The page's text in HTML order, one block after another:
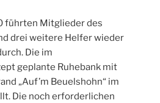
führten Mitglieder des
drei weitere Helfer wieder
Die im
geplante Ruhebank mit
„Auf’m Beuelshohn“ im
Die noch erforderlichen